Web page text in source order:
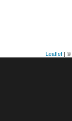
Leaflet | ©